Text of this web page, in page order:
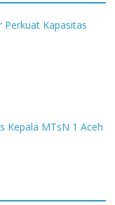
Perkuat Kapasitas
Kepala MTsN 1 Aceh